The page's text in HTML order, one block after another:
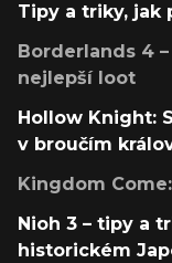
Tipy a triky, jak
Borderlands 4
nejlepší loot
Hollow Knight:
v broučím
Kingdom
Nioh 3 – tipy a
historickém